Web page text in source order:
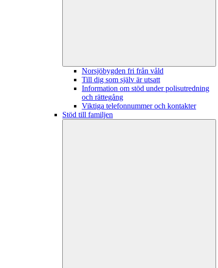
Norsjöbygden fri från våld
Till dig som själv är utsatt
Information om stöd under polisutredning
och rättegång
Viktiga telefonnummer och kontakter
Stöd till familjen